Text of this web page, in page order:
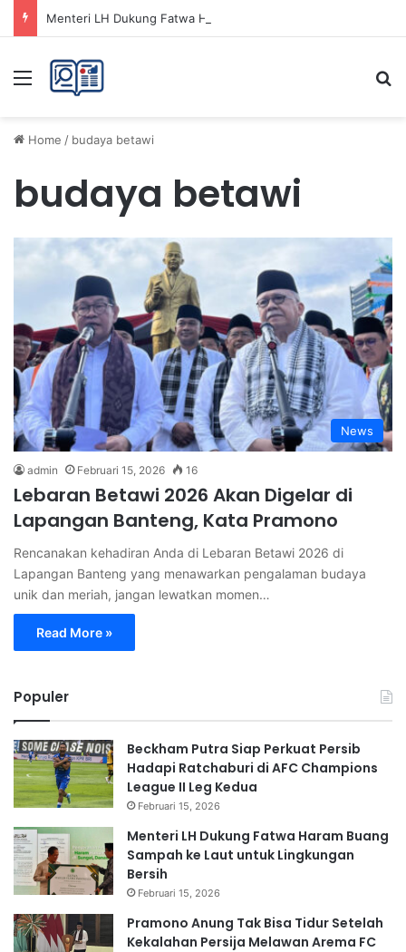
Menu
Home / budaya betawi
budaya betawi
News
admin Februari 15, 2026 16
Lebaran Betawi 2026 Akan Digelar di
Lapangan Banteng, Kata Pramono
Rencanakan kehadiran Anda di Lebaran Betawi 2026 di
Lapangan Banteng yang menawarkan pengalaman budaya
unik dan meriah, jangan lewatkan momen…
Read More »
Populer
Beckham Putra Siap Perkuat Persib
Hadapi Ratchaburi di AFC Champions
League II Leg Kedua
Februari 15, 2026
Menteri LH Dukung Fatwa Haram Buang
Sampah ke Laut untuk Lingkungan
Bersih
Februari 15, 2026
Pramono Anung Tak Bisa Tidur Setelah
Kekalahan Persija Melawan Arema FC